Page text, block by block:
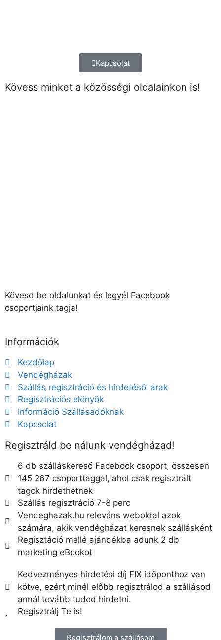
Kapcsolat
Kövess minket a közösségi oldalainkon is!
Kövesd be oldalunkat és legyél Facebook
csoportjaink tagja!
Információk
Kezdőlap
Vendégházak
Szállás regisztráció és hirdetésői árak
Regisztrációs előnyök
Információ Szállásadóknak
Kapcsolat
Regisztráld be nálunk vendégházad!
6 db szálláskereső Facebook csoport, összesen
145 267 csoporttaggal, ahol csak regisztrált
tagok hirdethetnek
Szállás regisztráció 7-8 perc
Vendeghazak.hu releváns weboldal azok
számára, akik vendégházat keresnek szállásként
Regisztáció mellé ajándékba adunk 2 db
marketing eBookot
Kedvezményes hirdetési díj FIX időponthoz van
kötve, ezért minél előbb regisztrálod a szállásod
annál tovább tudod hirdetni.
Regisztrálj Te is!
Regisztrálom a szállásom